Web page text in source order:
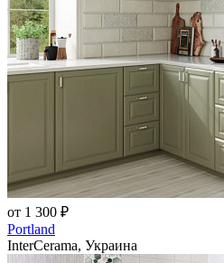
от 1 300 ₽
Portland
InterCerama, Украина